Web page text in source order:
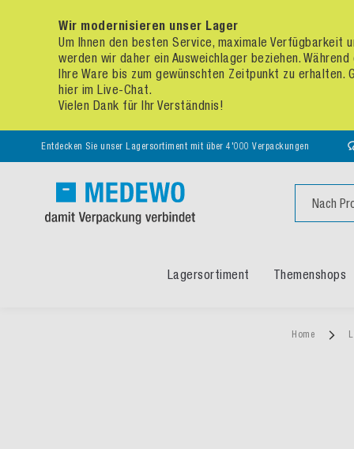
Wir modernisieren unser Lager
Um Ihnen den besten Service, maximale Verfügbarkeit
werden wir daher ein Ausweichlager beziehen.
Ihre Ware bis zum gewünschten Zeitpunkt zu
hier im Live-Chat.
Vielen Dank für Ihr Verständnis!
Entdecken Sie unser Lagersortiment mit über 4'000 Verpackungen
Lagersortiment Themenshops
Home